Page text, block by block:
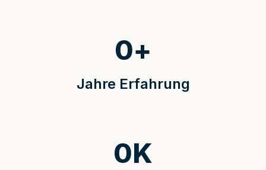
Jahre Erfahrung
0+
0K